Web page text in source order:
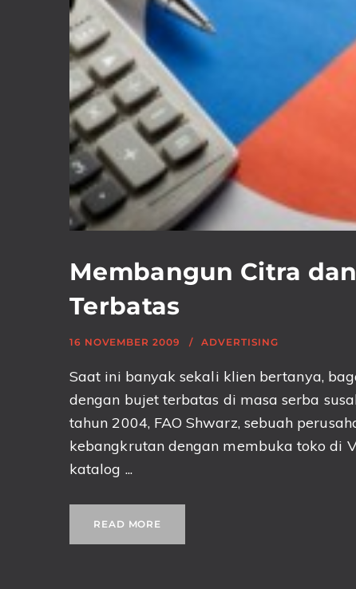
Membangun Citra
Terbatas
16 NOVEMBER 2009 ADVERTISING
Saat ini banyak sekali klien bertanya,
dengan bujet terbatas di masa serba
tahun 2004, FAO Shwarz, sebuah
kebangkrutan dengan membuka toko di
katalog ...
READ MORE